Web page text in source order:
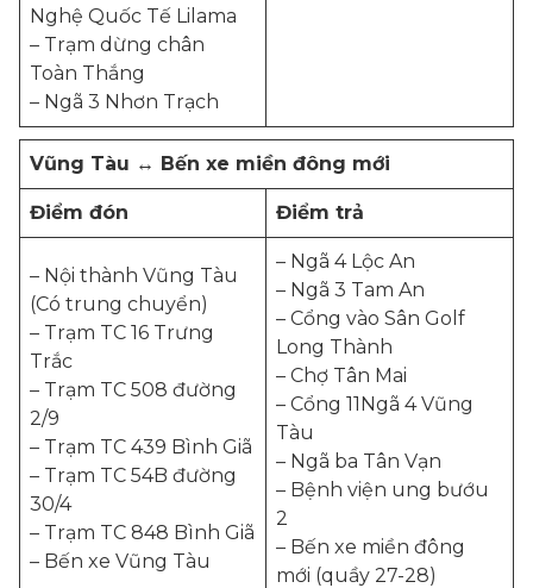
Nghệ Quốc Tế Lilama
– Trạm dừng chân
Toàn Thắng
– Ngã 3 Nhơn Trạch
Vũng Tàu ↔ Bến xe miền đông mới
Điểm đón Điểm trả
– Nội thành Vũng Tàu
(Có trung chuyển)
– Trạm TC 16 Trưng
Trắc
– Trạm TC 508 đường
2/9
– Trạm TC 439 Bình Giã
– Trạm TC 54B đường
30/4
– Trạm TC 848 Bình Giã
– Bến xe Vũng Tàu
– Ngã 4 Lộc An
– Ngã 3 Tam An
– Cổng vào Sân Golf
Long Thành
– Chợ Tân Mai
– Cổng 11Ngã 4 Vũng
Tàu
– Ngã ba Tân Vạn
– Bệnh viện ung bướu
2
– Bến xe miền đông
mới (quầy 27-28)